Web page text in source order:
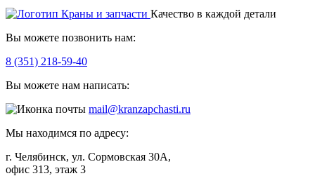
Качество в каждой детали
Вы можете позвонить нам:
8 (351) 218-59-40
Вы можете нам написать:
mail@kranzapchasti.ru
Мы находимся по адресу:
г. Челябинск, ул. Сормовская 30А,
офис 313, этаж 3